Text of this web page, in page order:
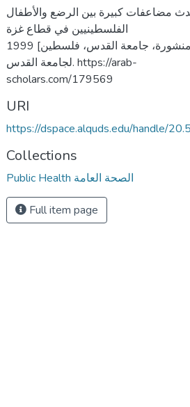
عبد الكريم. (1999). تحدث مضاعفات كبيرة بين الرضع والأطفال
الفلسطينيين في قطاع غزة
1999 [رسالة ماجستير منشورة، جامعة القدس، فلسطين]. المستودع الرقمي
لجامعة القدس. https://arab-
scholars.com/179569
URI
https://dspace.alquds.edu/handle/
Collections
Public Health الصحة العامة
Full item page